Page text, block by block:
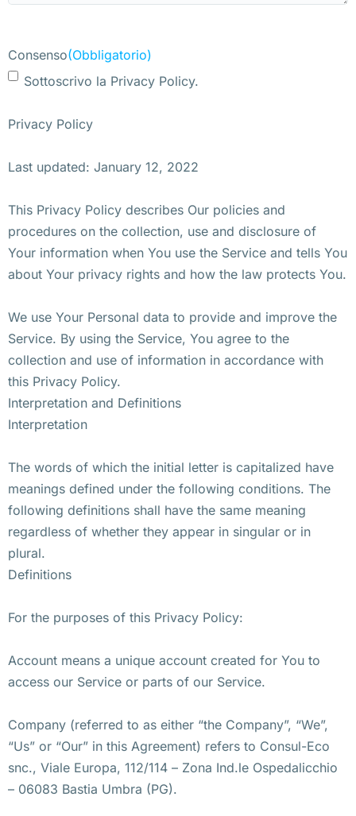
Consenso(Obbligatorio)
Sottoscrivo la Privacy Policy.
Privacy Policy
Last updated: January 12, 2022
This Privacy Policy describes Our policies and
procedures on the collection, use and disclosure of
Your information when You use the Service and tells You
about Your privacy rights and how the law protects You.
We use Your Personal data to provide and improve the
Service. By using the Service, You agree to the
collection and use of information in accordance with
this Privacy Policy.
Interpretation and Definitions
Interpretation
The words of which the initial letter is capitalized have
meanings defined under the following conditions. The
following definitions shall have the same meaning
regardless of whether they appear in singular or in
plural.
Definitions
For the purposes of this Privacy Policy:
Account means a unique account created for You to
access our Service or parts of our Service.
Company (referred to as either “the Company”, “We”,
“Us” or “Our” in this Agreement) refers to Consul-Eco
snc., Viale Europa, 112/114 – Zona Ind.le Ospedalicchio
– 06083 Bastia Umbra (PG).